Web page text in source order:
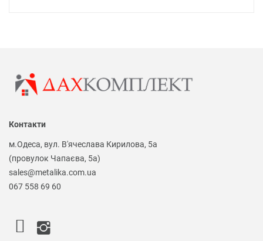
Контакти
м.Одеса, вул. В'ячеслава Кирилова, 5а
(провулок Чапаєва, 5а)
sales@metalika.com.ua
067 558 69 60